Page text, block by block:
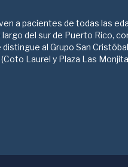
a pacientes de todas las
del sur de Puerto Rico,
al Grupo San
Laurel y Plaza Las